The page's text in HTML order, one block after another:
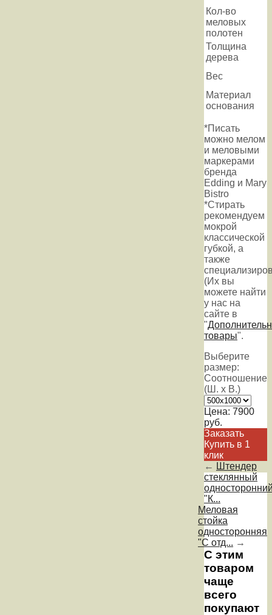
Кол-во
меловых
полотен
Толщина
дерева
Вес
Материал
основания
*Писать
можно мелом
и меловыми
маркерами
бренда
Edding и Mary
Bistro
*Стирать
рекомендуем
мокрой
классической
губкой, а
также
(Их вы
можете найти
у нас на
сайте в
"
товары".
Выберите
размер:
Соотношение
(Ш. х В.)
Цена: 7900
руб.
Заказать
Купить в 1
клик
← Штендер
стеклянный
"К...
Меловая
стойка
односторонняя
"С отд... →
С этим
товаром
чаще
всего
покупают